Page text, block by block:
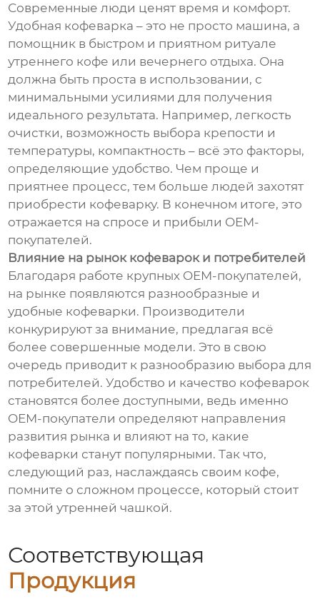
Современные люди ценят время и комфорт.
Удобная кофеварка – это не просто машина, а
помощник в быстром и приятном ритуале
утреннего кофе или вечернего отдыха. Она
должна быть проста в использовании, с
минимальными усилиями для получения
идеального результата. Например, легкость
очистки, возможность выбора крепости и
температуры, компактность – всё это факторы,
определяющие удобство. Чем проще и
приятнее процесс, тем больше людей захотят
приобрести кофеварку. В конечном итоге, это
отражается на спросе и прибыли OEM-
покупателей.
Влияние на рынок кофеварок и потребителей
Благодаря работе крупных OEM-покупателей,
на рынке появляются разнообразные и
удобные кофеварки. Производители
конкурируют за внимание, предлагая всё
более совершенные модели. Это в свою
очередь приводит к разнообразию выбора для
потребителей. Удобство и качество кофеварок
становятся более доступными, ведь именно
OEM-покупатели определяют направления
развития рынка и влияют на то, какие
кофеварки станут популярными. Так что,
следующий раз, наслаждаясь своим кофе,
помните о сложном процессе, который стоит
за этой утренней чашкой.
Соответствующая
Продукция